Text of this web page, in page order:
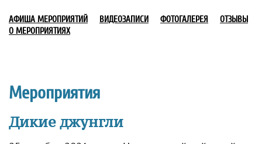
АФИША МЕРОПРИЯТИЙ ВИДЕОЗАПИСИ ФОТОГАЛЕРЕЯ
ОТЗЫВЫ
О МЕРОПРИЯТИЯХ
Мероприятия
Дикие джунгли